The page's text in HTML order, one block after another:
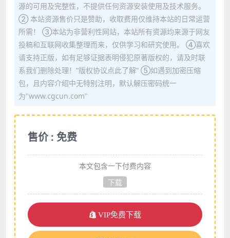
源的可用及完整性，不提供任何资源安装使用及技术服务。
② 本站资源售价只是赞助，收取费用仅维持本站的日常运营
所需！ ③本站为非营利性网站，本站所有资源均来源于网友
投稿和互联网收集整理而来，仅供学习和研究使用。 ④喜欢
请支持正版，如有足够证据表明侵犯原著版权的，请及时联
系我们删除处理！“版权协议点此了解” ⑤如遇到加密压缩
包，且内容介绍中无特别注明，默认解压密码统一
为"www.cgcun.com"
售价 : 免费
本文包含一下付费内容
下载
VIP免费下载